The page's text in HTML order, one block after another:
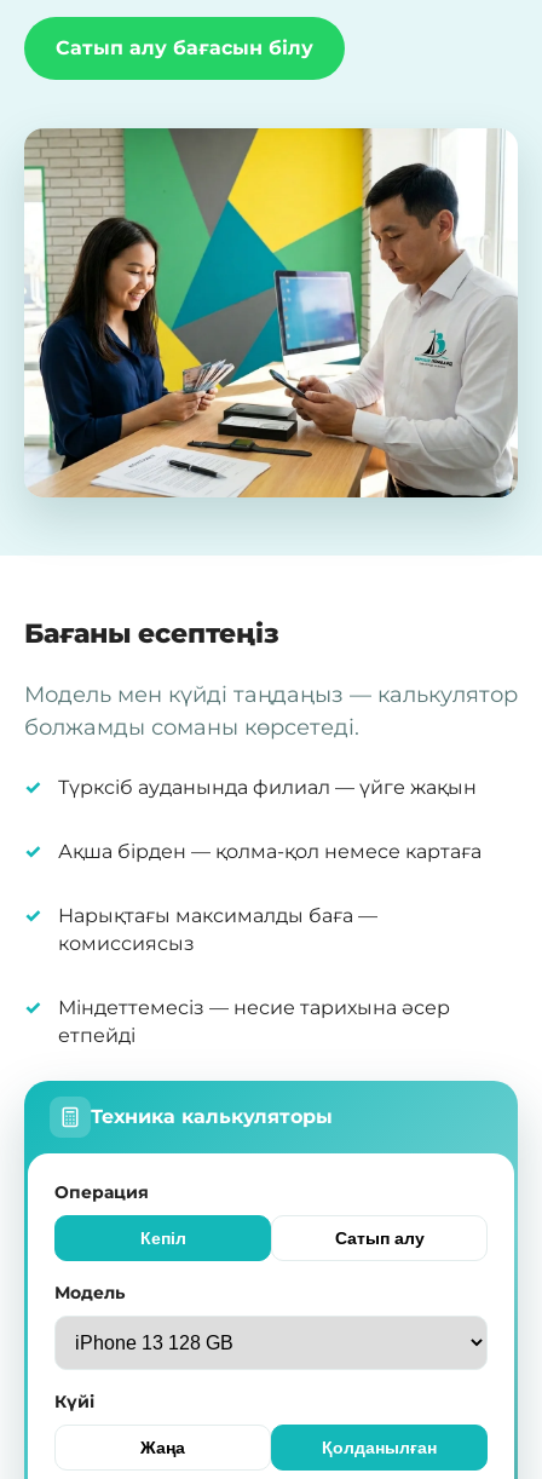
Сатып алу бағасын білу
Бағаны есептеңіз
Модель мен күйді таңдаңыз — калькулятор
болжамды соманы көрсетеді.
Түрксіб ауданында филиал — үйге жақын
Ақша бірден — қолма-қол немесе картаға
Нарықтағы максималды баға —
комиссиясыз
Міндеттемесіз — несие тарихына әсер
етпейді
Техника калькуляторы
Операция
Кепіл Сатып алу
Модель
Күйі
Жаңа Қолданылған